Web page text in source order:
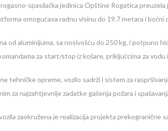
spasilačka jedinica Opštine Rogatica
omogućava radnu visinu do 19,7 metara i
od aluminijuma, sa nosivošću do 250 kg, i potpuno
za start/stop iz košare, priključcima za
tehničke opreme, vozilo sadrži i sistem za
za najzahtjevnije zadatke gašenja požara i
zaokružena je realizacija projekta prekogranične